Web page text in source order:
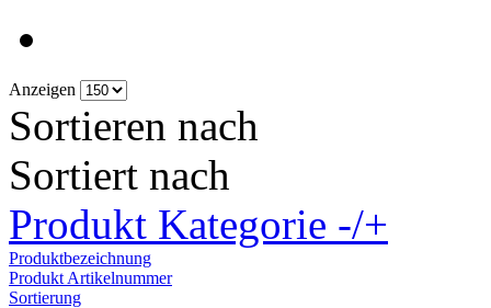
Anzeigen
Sortieren nach
Sortiert nach
Produkt Kategorie -/+
Produktbezeichnung
Produkt Artikelnummer
Sortierung